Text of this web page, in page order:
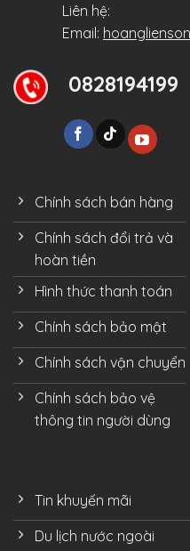
Liên hệ:
Email:
0828194199
Chính sách bán hàng
Chính sách đổi trả và
hoàn tiền
Hình thức thanh toán
Chính sách bảo mật
Chính sách vận chuyển
Chính sách bảo vệ
thông tin người dùng
Tin khuyến mãi
Du lịch nước ngoài